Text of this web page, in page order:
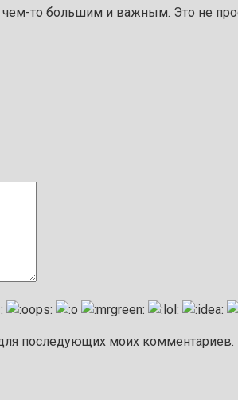
то большим и важным. Это не
последующих моих комментариев.